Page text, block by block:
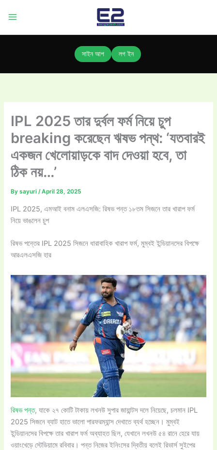
সাইন আপ লগ ইন
IPL 2025 তার দুর্বল ফর্ম নিয়ে চুপ
breaking করেছেন ঋষভ পন্থ: ‘যতবারই
একজন খেলোয়াড়কে বাদ দেওয়া হবে, তা
ঠিক নয়…’
Bysayuri/April 28, 2025
IPL 2025, এমআই বনাম এলএসজি: রিষভ পন্ত ১৮তম সিজনে তার খারাপ ফর্ম
নিয়ে ভাঙলেন চুপ
রিষভ পন্তের IPL 2025 সিজনে ধারাবাহিক খারাপ ফর্ম, মুম্বই ইন্ডিয়ানসের বিপক্ষে
আরএলএসজি হার
রিষভ পন্ত, যাকে ২৭ কোটি টাকায় লখনউ সুপার জায়ান্টস দলে নিয়েছে, চলমান IPL
2025 সিজনে ব্যাট হাতে ভালো পারফরম্যান্স দেখাতে ব্যর্থ হচ্ছেন। মুম্বই
ইন্ডিয়ানসের বিপক্ষে তার খারাপ ফর্ম অব্যাহত ছিল, যেখানে লখনউ ৫৪ রানে হেরে যায়
ওয়াংখেড়ে স্টেডিয়ামে রবিবার। পন্ত নিজের ইনিংসের দ্বিতীয় বলেই রিভার্স সুইপের